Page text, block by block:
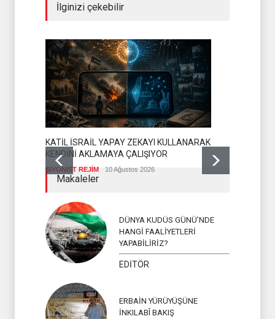
İlginizi çekebilir
KATİL İSRAİL YAPAY ZEKAYI KULLANARAK
KENDİNİ AKLAMAYA ÇALIŞIYOR
SİYONİST REJİM 10 Ağustos 2026
Makaleler
DÜNYA KUDÜS GÜNÜ’NDE
HANGİ FAALİYETLERİ
YAPABİLİRİZ?
EDİTÖR
ERBAİN YÜRÜYÜŞÜNE
İNKILABÎ BAKIŞ